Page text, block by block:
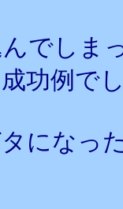
でしま
功例で
になっ